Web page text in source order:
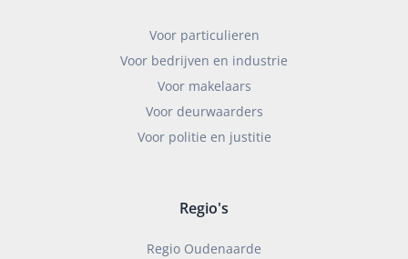
Voor particulieren
Voor bedrijven en industrie
Voor makelaars
Voor deurwaarders
Voor politie en justitie
Regio's
Regio Oudenaarde